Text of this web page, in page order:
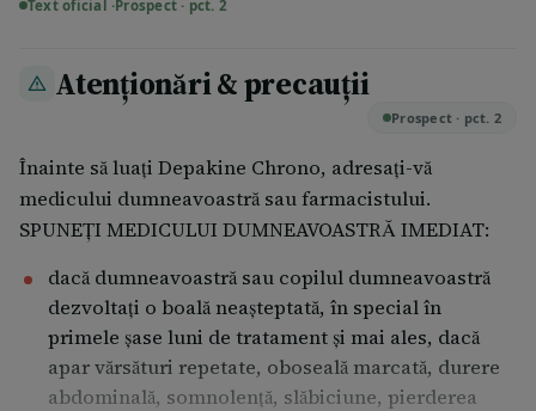
medicului dumneavoastră. Dacă aţi uitat să luaţi mai
dumneavoastră.
Dacă încetaţi să luaţi Depakine Chrono Nu întrerupeţi
tratamentul cu Depakine Chrono şi nu modificaţi
doza fără a vă adresa în prealabil medicului
dumneavoastră. Dacă întrerupeţi tratamentul fără
dumneavoastră se poate înrăutăţi.
Dacă aveţi orice întrebări suplimentare cu privire la
acest medicament, adresaţi-vă medicului
dumneavoastră sau farmacistului.
Text oficial · Prospect · pct. 2
Atenționări & precauții
Prospect · pct. 2
Înainte să luaţi Depakine Chrono, adresaţi-vă
medicului dumneavoastră sau farmacistului.
SPUNEȚI MEDICULUI DUMNEAVOASTRĂ IMEDIAT:
dacă dumneavoastră sau copilul dumneavoastră
dezvoltaţi o boală neaşteptată, în special în
primele şase luni de tratament şi mai ales, dacă
apar vărsături repetate, oboseală marcată, durere
abdominală, somnolenţă, slăbiciune, pierderea